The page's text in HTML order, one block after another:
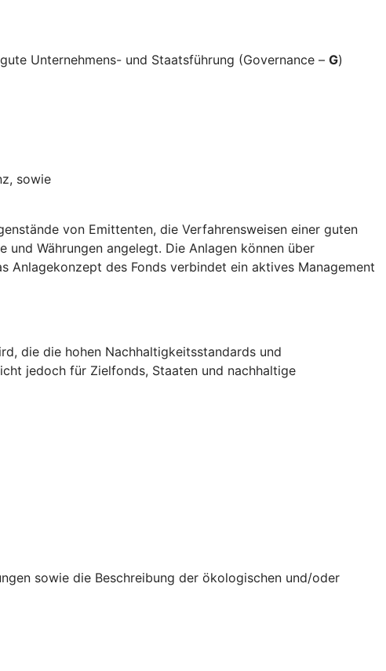
Unternehmens- und Staatsführung (Governance – G)
sowie
von Emittenten, die Verfahrensweisen einer guten
Währungen angelegt. Die Anlagen können über
des Fonds verbindet ein aktives Management
die die hohen Nachhaltigkeitsstandards und
jedoch für Zielfonds, Staaten und nachhaltige
sowie die Beschreibung der ökologischen und/oder